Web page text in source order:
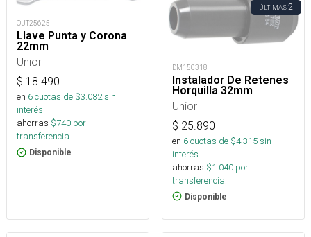
OUT25625
Llave Punta y Corona
22mm
Unior
$ 18.490
en 6cuotas de $3.082sin
interés
ahorras $740 por
transferencia.
Disponible
ÚLTIMAS2
DM150318
Instalador De Retenes
Horquilla 32mm
Unior
$ 25.890
en 6cuotas de $4.315sin
interés
ahorras $1.040 por
transferencia.
Disponible